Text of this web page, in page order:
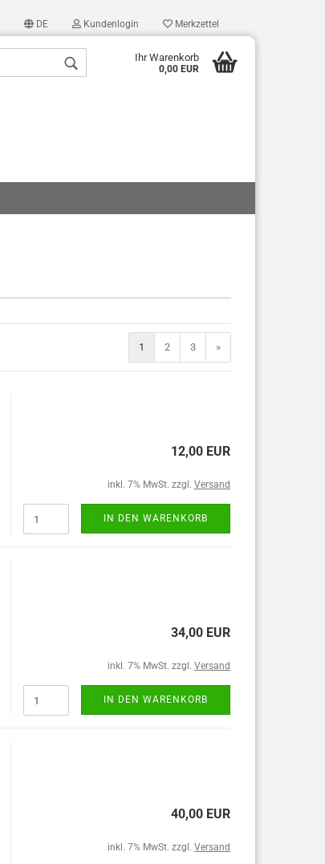
DE Kundenlogin Merkzettel
Ihr Warenkorb
0,00 EUR
1 2 3 »
12,00 EUR
inkl. 7% MwSt. zzgl. Versand
IN DEN WARENKORB
34,00 EUR
inkl. 7% MwSt. zzgl. Versand
IN DEN WARENKORB
40,00 EUR
inkl. 7% MwSt. zzgl. Versand